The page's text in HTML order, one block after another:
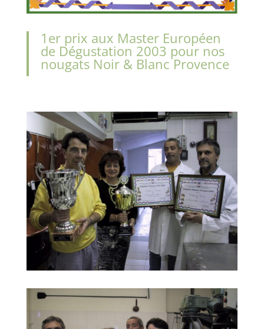
1er prix aux Master Européen
de Dégustation 2003 pour nos
nougats Noir & Blanc Provence